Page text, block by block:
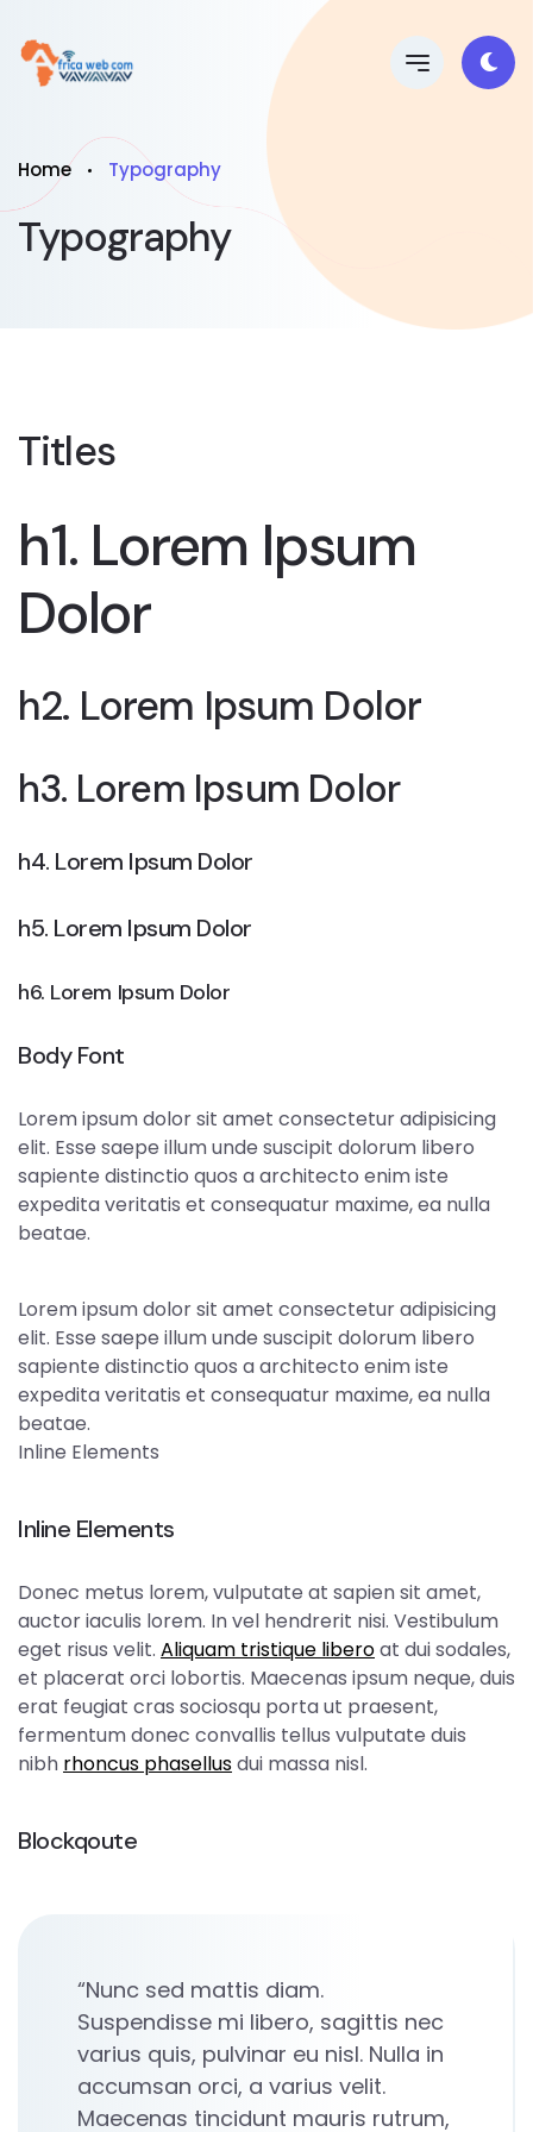
Home Typography
Typography
Titles
h1. Lorem Ipsum
Dolor
h2. Lorem Ipsum Dolor
h3. Lorem Ipsum Dolor
h4. Lorem Ipsum Dolor
h5. Lorem Ipsum Dolor
h6. Lorem Ipsum Dolor
Body Font
Lorem ipsum dolor sit amet consectetur adipisicing
elit. Esse saepe illum unde suscipit dolorum libero
sapiente distinctio quos a architecto enim iste
expedita veritatis et consequatur maxime, ea nulla
beatae.
Lorem ipsum dolor sit amet consectetur adipisicing
elit. Esse saepe illum unde suscipit dolorum libero
sapiente distinctio quos a architecto enim iste
expedita veritatis et consequatur maxime, ea nulla
beatae.
Inline Elements
Inline Elements
Donec metus lorem, vulputate at sapien sit amet,
auctor iaculis lorem. In vel hendrerit nisi. Vestibulum
eget risus velit. Aliquam tristique liberoat dui sodales,
et placerat orci lobortis. Maecenas ipsum neque, duis
erat feugiat cras sociosqu porta ut praesent,
fermentum donec convallis tellus vulputate duis
nibh rhoncus phasellusdui massa nisl.
Blockqoute
“Nunc sed mattis diam.
Suspendisse mi libero, sagittis nec
varius quis, pulvinar eu nisl. Nulla in
accumsan orci, a varius velit.
Maecenas tincidunt mauris rutrum,